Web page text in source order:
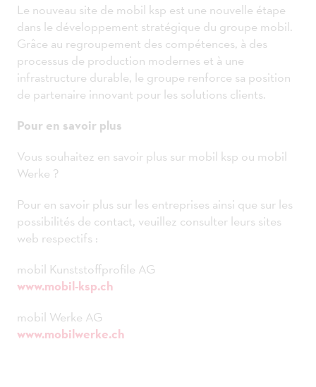
Le nouveau site de mobil ksp est une nouvelle étape
dans le développement stratégique du groupe mobil.
Grâce au regroupement des compétences, à des
processus de production modernes et à une
infrastructure durable, le groupe renforce sa position
de partenaire innovant pour les solutions clients.
Pour en savoir plus
Vous souhaitez en savoir plus sur mobil ksp ou mobil
Werke ?
Pour en savoir plus sur les entreprises ainsi que sur les
possibilités de contact, veuillez consulter leurs sites
web respectifs :
mobil Kunststoffprofile AG
www.mobil-ksp.ch
mobil Werke AG
www.mobilwerke.ch